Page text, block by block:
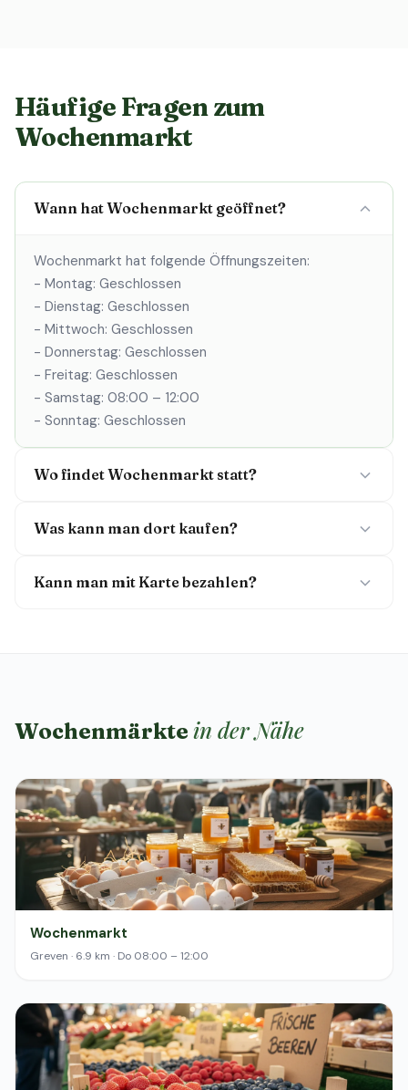
Häufige Fragen zum
Wochenmarkt
Wann hat Wochenmarkt geöffnet?
Wochenmarkt hat folgende Öffnungszeiten:
- Montag: Geschlossen
- Dienstag: Geschlossen
- Mittwoch: Geschlossen
- Donnerstag: Geschlossen
- Freitag: Geschlossen
- Samstag: 08:00 – 12:00
- Sonntag: Geschlossen
Wo findet Wochenmarkt statt?
Was kann man dort kaufen?
Kann man mit Karte bezahlen?
Wochenmärkte in der Nähe
Wochenmarkt
Greven · 6.9 km · Do 08:00 – 12:00